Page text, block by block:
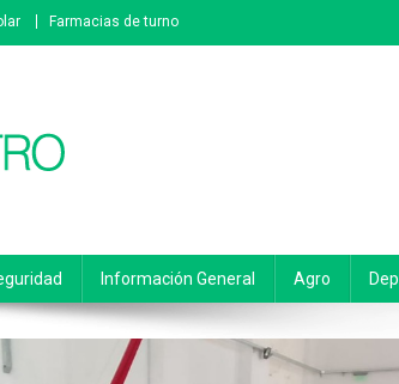
Farmacias de turno
Información General Agro